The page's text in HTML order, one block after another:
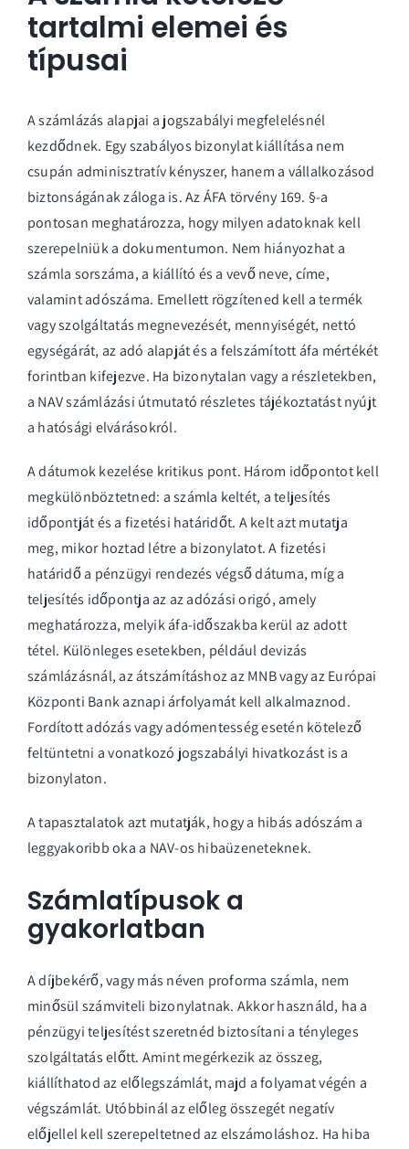
tartalmi elemei és
típusai
A számlázás alapjai a jogszabályi megfelelésnél
kezdődnek. Egy szabályos bizonylat kiállítása nem
csupán adminisztratív kényszer, hanem a vállalkozásod
biztonságának záloga is. Az ÁFA törvény 169. §-a
pontosan meghatározza, hogy milyen adatoknak kell
szerepelniük a dokumentumon. Nem hiányozhat a
számla sorszáma, a kiállító és a vevő neve, címe,
valamint adószáma. Emellett rögzítened kell a termék
vagy szolgáltatás megnevezését, mennyiségét, nettó
egységárát, az adó alapját és a felszámított áfa mértékét
forintban kifejezve. Ha bizonytalan vagy a részletekben,
a NAV számlázási útmutató részletes tájékoztatást nyújt
a hatósági elvárásokról.
A dátumok kezelése kritikus pont. Három időpontot kell
megkülönböztetned: a számla keltét, a teljesítés
időpontját és a fizetési határidőt. A kelt azt mutatja
meg, mikor hoztad létre a bizonylatot. A fizetési
határidő a pénzügyi rendezés végső dátuma, míg a
teljesítés időpontja az az adózási origó, amely
meghatározza, melyik áfa-időszakba kerül az adott
tétel. Különleges esetekben, például devizás
számlázásnál, az átszámításhoz az MNB vagy az Európai
Központi Bank aznapi árfolyamát kell alkalmaznod.
Fordított adózás vagy adómentesség esetén kötelező
feltüntetni a vonatkozó jogszabályi hivatkozást is a
bizonylaton.
A tapasztalatok azt mutatják, hogy a hibás adószám a
leggyakoribb oka a NAV-os hibaüzeneteknek.
Számlatípusok a
gyakorlatban
A díjbekérő, vagy más néven proforma számla, nem
minősül számviteli bizonylatnak. Akkor használd, ha a
pénzügyi teljesítést szeretnéd biztosítani a tényleges
szolgáltatás előtt. Amint megérkezik az összeg,
kiállíthatod az előlegszámlát, majd a folyamat végén a
végszámlát. Utóbbinál az előleg összegét negatív
előjellel kell szerepeltetned az elszámoláshoz. Ha hiba